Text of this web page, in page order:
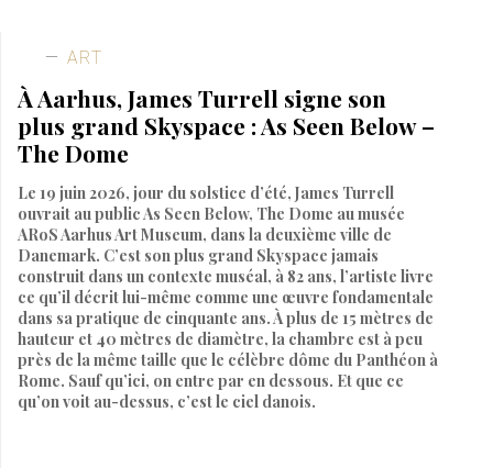
ART
À Aarhus, James Turrell signe son
plus grand Skyspace : As Seen Below –
The Dome
Le 19 juin 2026, jour du solstice d’été, James Turrell
ouvrait au public As Seen Below, The Dome au musée
ARoS Aarhus Art Museum, dans la deuxième ville de
Danemark. C’est son plus grand Skyspace jamais
construit dans un contexte muséal, à 82 ans, l’artiste livre
ce qu’il décrit lui-même comme une œuvre fondamentale
dans sa pratique de cinquante ans. À plus de 15 mètres de
hauteur et 40 mètres de diamètre, la chambre est à peu
près de la même taille que le célèbre dôme du Panthéon à
Rome. Sauf qu’ici, on entre par en dessous. Et que ce
qu’on voit au-dessus, c’est le ciel danois.